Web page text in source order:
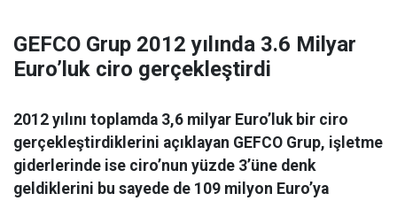
GEFCO Grup 2012 yılında 3.6 Milyar
Euro’luk ciro gerçekleştirdi
2012 yılını toplamda 3,6 milyar Euro’luk bir ciro
gerçekleştirdiklerini açıklayan GEFCO Grup, işletme
giderlerinde ise ciro’nun yüzde 3’üne denk
geldiklerini bu sayede de 109 milyon Euro’ya